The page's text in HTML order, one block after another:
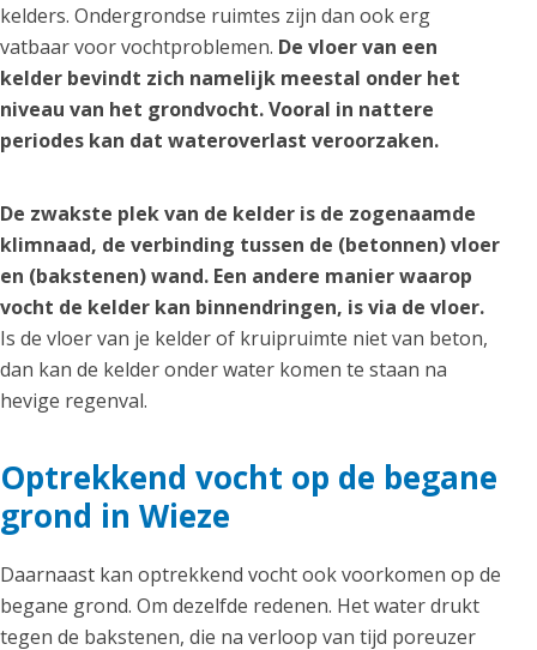
kelders. Ondergrondse ruimtes zijn dan ook erg
vatbaar voor vochtproblemen. De vloer van een
kelder bevindt zich namelijk meestal onder het
niveau van het grondvocht. Vooral in nattere
periodes kan dat wateroverlast veroorzaken.
De zwakste plek van de kelder is de zogenaamde
klimnaad, de verbinding tussen de (betonnen) vloer
en (bakstenen) wand. Een andere manier waarop
vocht de kelder kan binnendringen, is via de vloer.
Is de vloer van je kelder of kruipruimte niet van beton,
dan kan de kelder onder water komen te staan na
hevige regenval.
Optrekkend vocht op de begane
grond in Wieze
Daarnaast kan optrekkend vocht ook voorkomen op de
begane grond. Om dezelfde redenen. Het water drukt
tegen de bakstenen, die na verloop van tijd poreuzer